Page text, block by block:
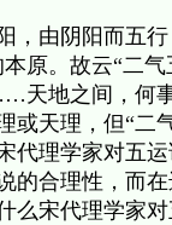
，由阴阳而五
原。故云“二
天地之间，何
或天理，但“
代理学家对五
的合理性，而
么宋代理学家